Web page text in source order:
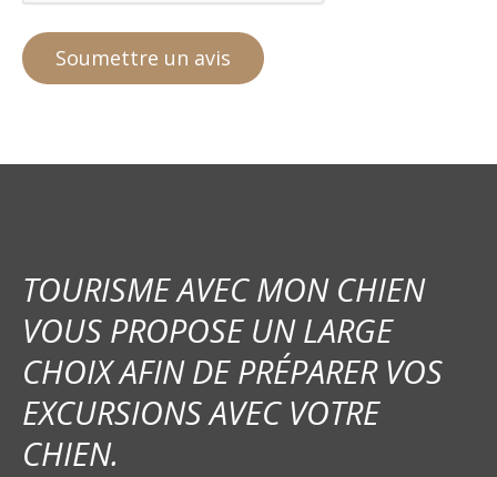
TOURISME AVEC MON CHIEN
VOUS PROPOSE UN LARGE
CHOIX AFIN DE PRÉPARER VOS
EXCURSIONS AVEC VOTRE
CHIEN.